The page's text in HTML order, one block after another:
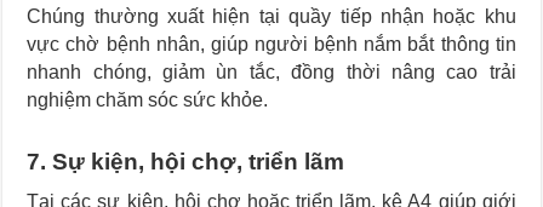
Chúng thường xuất hiện tại quầy tiếp nhận hoặc khu
vực chờ bệnh nhân, giúp người bệnh nắm bắt thông tin
nhanh chóng, giảm ùn tắc, đồng thời nâng cao trải
nghiệm chăm sóc sức khỏe.
7. Sự kiện, hội chợ, triển lãm
Tại các sự kiện, hội chợ hoặc triển lãm, kệ A4 giúp giới